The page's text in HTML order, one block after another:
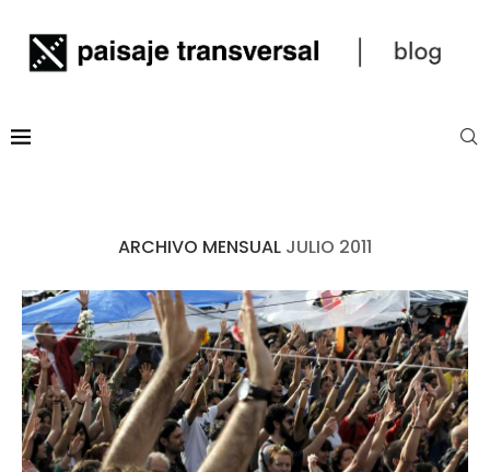
ARCHIVO MENSUAL JULIO 2011